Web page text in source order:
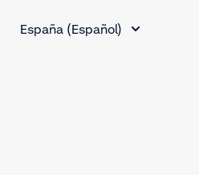
España (Español)